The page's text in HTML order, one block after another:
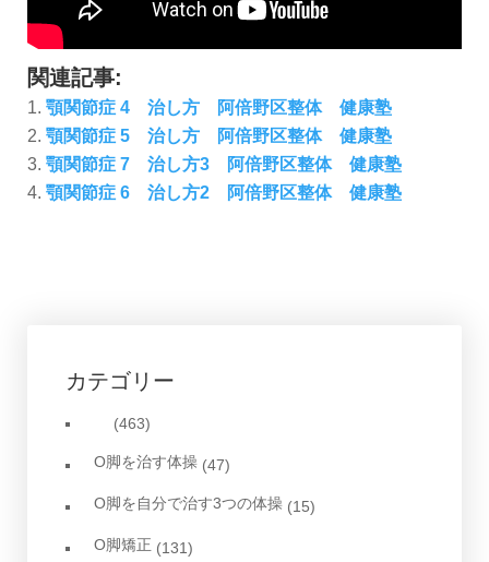
関連記事:
顎関節症 4 治し方 阿倍野区整体 健康塾
顎関節症 5 治し方 阿倍野区整体 健康塾
顎関節症 7 治し方3 阿倍野区整体 健康塾
顎関節症 6 治し方2 阿倍野区整体 健康塾
カテゴリー
(463)
O脚を治す体操 (47)
O脚を自分で治す3つの体操 (15)
O脚矯正 (131)